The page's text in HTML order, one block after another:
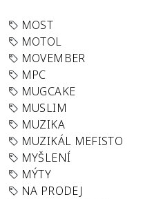
MOST
MOTOL
MOVEMBER
MPC
MUGCAKE
MUSLIM
MUZIKA
MUZIKÁL MEFISTO
MYŠLENÍ
MÝTY
NA PRODEJ